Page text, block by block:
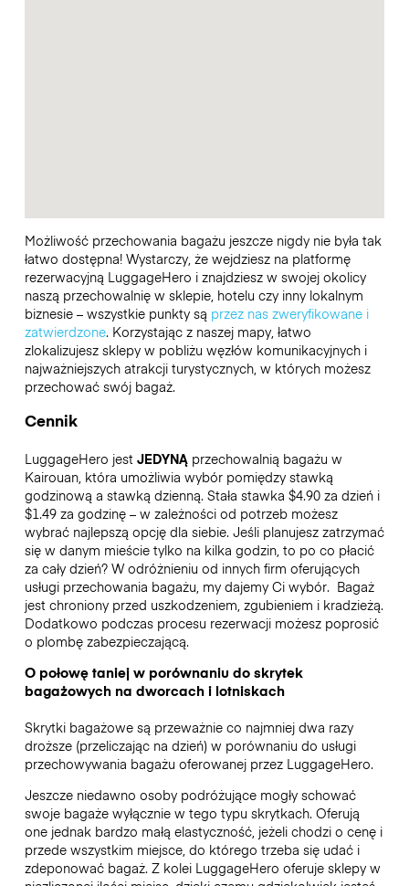
Możliwość przechowania bagażu jeszcze nigdy nie była tak
łatwo dostępna! Wystarczy, że wejdziesz na platformę
rezerwacyjną LuggageHero i znajdziesz w swojej okolicy
naszą przechowalnię w sklepie, hotelu czy inny lokalnym
biznesie – wszystkie punkty są przez nas zweryfikowane i
zatwierdzone. Korzystając z naszej mapy, łatwo
zlokalizujesz sklepy w pobliżu węzłów komunikacyjnych i
najważniejszych atrakcji turystycznych, w których możesz
przechować swój bagaż.
Cennik
LuggageHero jest JEDYNĄprzechowalnią bagażu w
Kairouan, która umożliwia wybór pomiędzy stawką
godzinową a stawką dzienną. Stała stawka $4.90 za dzień i
$1.49 za godzinę – w zależności od potrzeb możesz
wybrać najlepszą opcję dla siebie. Jeśli planujesz zatrzymać
się w danym mieście tylko na kilka godzin, to po co płacić
za cały dzień? W odróżnieniu od innych firm oferujących
usługi przechowania bagażu, my dajemy Ci wybór. Bagaż
jest chroniony przed uszkodzeniem, zgubieniem i kradzieżą.
Dodatkowo podczas procesu rezerwacji możesz poprosić
o plombę zabezpieczającą.
O połowę taniej w porównaniu do skrytek
bagażowych na dworcach i lotniskach
Skrytki bagażowe są przeważnie co najmniej dwa razy
droższe (przeliczając na dzień) w porównaniu do usługi
przechowywania bagażu oferowanej przez LuggageHero.
Jeszcze niedawno osoby podróżujące mogły schować
swoje bagaże wyłącznie w tego typu skrytkach. Oferują
one jednak bardzo małą elastyczność, jeżeli chodzi o cenę i
przede wszystkim miejsce, do którego trzeba się udać i
zdeponować bagaż. Z kolei LuggageHero oferuje sklepy w